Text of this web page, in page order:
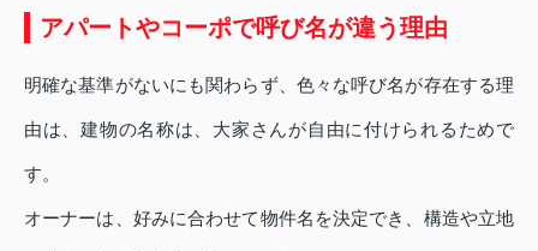
アパートやコーポで呼び名が違う理由
明確な基準がないにも関わらず、色々な呼び名が存在する理
由は、建物の名称は、大家さんが自由に付けられるためで
す。
オーナーは、好みに合わせて物件名を決定でき、構造や立地